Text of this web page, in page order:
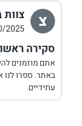
מקומיים
מבקרי הגלריה
ובהן:
צ צוות
2025
סקירה
אתם מוזמנים
באתר. ספרו לנו
עתידיים.